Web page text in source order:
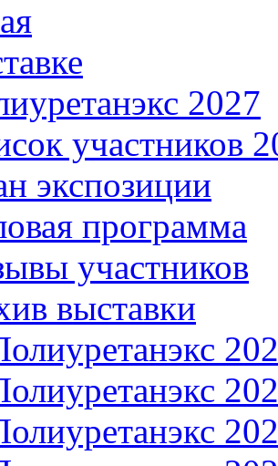
2027
участников
экспозиции
программа
участников
выставки